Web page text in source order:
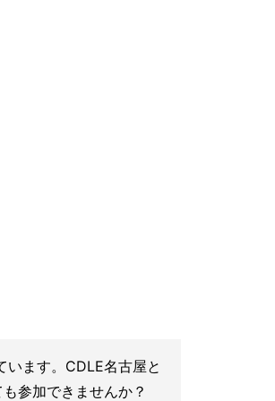
います。CDLE名古屋と
参加できませんか？